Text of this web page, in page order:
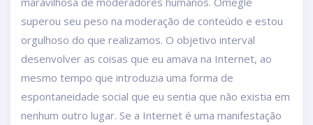
superou seu peso na moderação de conteúdo e estou
orgulhoso do que realizamos. O objetivo interval
desenvolver as coisas que eu amava na Internet, ao
mesmo tempo que introduzia uma forma de
espontaneidade social que eu sentia que não existia em
nenhum outro lugar. Se a Internet é uma manifestação